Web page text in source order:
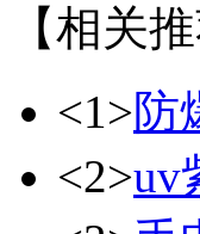
【相关推
<1>防
<2>uv